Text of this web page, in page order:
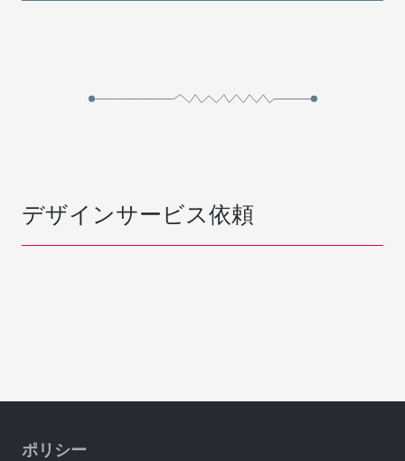
デザインサービス依頼
ポリシー